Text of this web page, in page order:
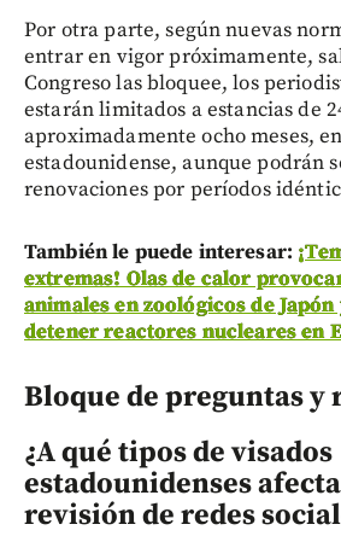
Por otra parte, según nuevas
entrar en vigor próximamente,
Congreso las bloquee, los
estarán limitados a estancias de
aproximadamente ocho meses,
estadounidense, aunque podrán
renovaciones por períodos
También le puede interesar:
extremas! Olas de calor
animales en zoológicos de
detener reactores nucleares en
Bloque de preguntas y
¿A qué tipos de visados
estadounidenses
revisión de redes